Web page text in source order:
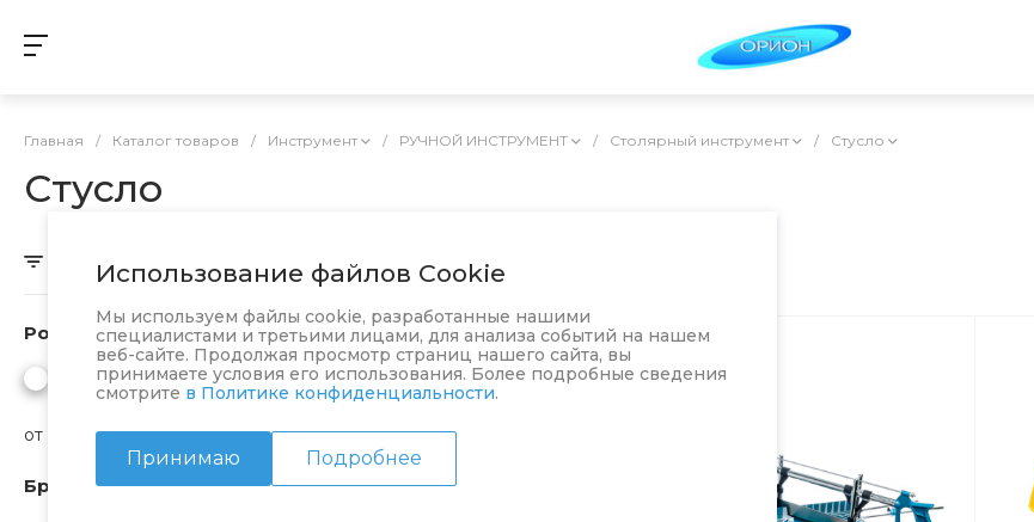
Главная / Каталог товаров / Инструмент / РУЧНОЙ ИНСТРУМЕНТ / Столярный инструмент / Стусло
Стусло
Использование файлов Cookie
Мы используем файлы cookie, разработанные нашими
специалистами и третьими лицами, для анализа событий на нашем
веб-сайте. Продолжая просмотр страниц нашего сайта, вы
принимаете условия его использования. Более подробные сведения
смотрите в Политике конфиденциальности.
Принимаю Подробнее
Скрыть фильтр
Розничная
от до
Бренд